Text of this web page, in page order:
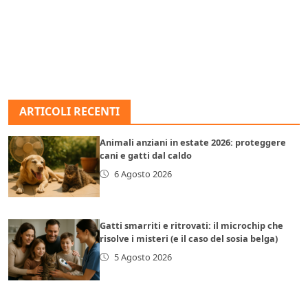
ARTICOLI RECENTI
Animali anziani in estate 2026: proteggere
cani e gatti dal caldo
6 Agosto 2026
Gatti smarriti e ritrovati: il microchip che
risolve i misteri (e il caso del sosia belga)
5 Agosto 2026